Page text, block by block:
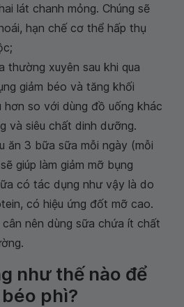
lát chanh mỏng. Chúng sẽ
hạn chế cơ thể hấp thụ
thường xuyên sau khi qua
giảm béo và tăng khối
hơn so với dùng đồ uống khác
và siêu chất dinh dưỡng.
ăn 3 bữa sữa mỗi ngày (mỗi
giúp làm giảm mỡ bụng
có tác dụng như vậy là do
có hiệu ứng đốt mỡ cao.
cân nên dùng sữa chứa ít chất
như thế nào để
phì?